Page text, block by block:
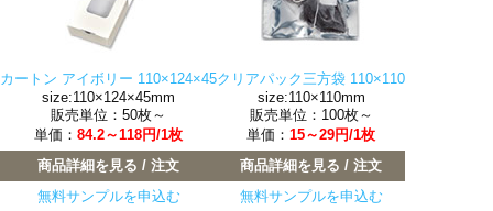
カートン アイボリー 110×124×45
size:110×124×45mm
販売単位：50枚～
単価： 84.2～118円/1枚
商品詳細を見る / 注文
無料サンプルを申込む
クリアパック三方袋 110×110
size:110×110mm
販売単位：100枚～
単価： 15～29円/1枚
商品詳細を見る / 注文
無料サンプルを申込む